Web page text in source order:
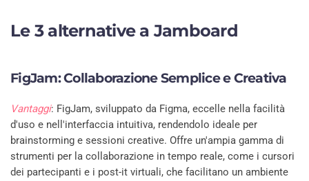
Le 3 alternative a Jamboard
FigJam: Collaborazione Semplice e Creativa
Vantaggi: FigJam, sviluppato da Figma, eccelle nella facilità
d'uso e nell'interfaccia intuitiva, rendendolo ideale per
brainstorming e sessioni creative. Offre un'ampia gamma di
strumenti per la collaborazione in tempo reale, come i cursori
dei partecipanti e i post-it virtuali, che facilitano un ambiente